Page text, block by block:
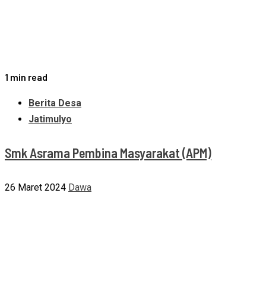
1 min read
Berita Desa
Jatimulyo
Smk Asrama Pembina Masyarakat (APM)
26 Maret 2024 Dawa